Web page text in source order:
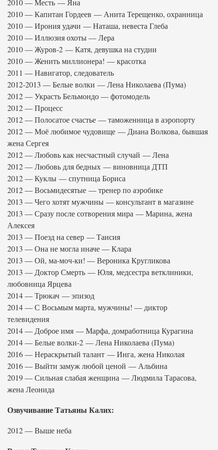
2010 — Месть — Яна
2010 — Капитан Гордеев — Анита Терещенко, охранница
2010 — Ирония удачи — Наташа, невеста Глеба
2010 — Иллюзия охоты — Лера
2010 — Журов-2 — Катя, девушка на студии
2010 — Женить миллионера! — красотка
2011 — Навигатор, следователь
2012-2013 — Белые волки — Лена Николаева (Пума)
2012 — Украсть Бельмондо — фотомодель
2012 — Процесс
2012 — Полосатое счастье — таможенница в аэропорту
2012 — Моё любимое чудовище — Диана Волкова, бывшая
жена Сергея
2012 — Любовь как несчастный случай — Лена
2012 — Любовь для бедных — виновница ДТП
2012 — Куклы — спутница Бориса
2012 — Восьмидесятые — тренер по аэробике
2013 — Чего хотят мужчины — консультант в магазине
2013 — Сразу после сотворения мира — Марина, жена
Алексея
2013 — Поезд на север — Таисия
2013 — Она не могла иначе — Клара
2013 — Ой, ма-моч-ки! — Вероника Кругликова
2013 — Доктор Смерть — Юля, медсестра ветклиники,
любовница Ярцева
2014 — Трюкач — эпизод
2014 — С Восьмым марта, мужчины! — диктор
телевидения
2014 — Доброе имя — Марфа, домработница Курагина
2014 — Белые волки-2 — Лена Николаева (Пума)
2016 — Нераскрытый талант — Инга, жена Николая
2016 — Выйти замуж любой ценой — Альбина
2019 — Сильная слабая женщина — Людмила Тарасова,
жена Леонида
Озвучивание Татьяны Калих:
2012 — Выше неба